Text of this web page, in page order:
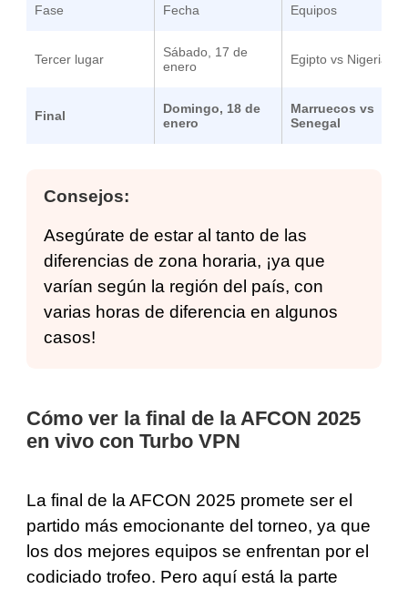
Fase Fecha Equipos
Tercer lugar
Sábado, 17 de
enero
Egipto vs Nigeria
Final
Domingo, 18 de
enero
Marruecos vs
Senegal
Consejos:
Asegúrate de estar al tanto de las
diferencias de zona horaria, ¡ya que
varían según la región del país, con
varias horas de diferencia en algunos
casos!
Cómo ver la final de la AFCON 2025
en vivo con Turbo VPN
La final de la AFCON 2025 promete ser el
partido más emocionante del torneo, ya que
los dos mejores equipos se enfrentan por el
codiciado trofeo. Pero aquí está la parte